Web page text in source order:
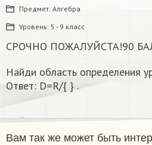
Предмет: Алгебра
Уровень: 5 - 9 класс
СРОЧНО ПОЖАЛУЙСТА!90
Найди область определения
Ответ: D=R/{ } .
Вам так же может быть